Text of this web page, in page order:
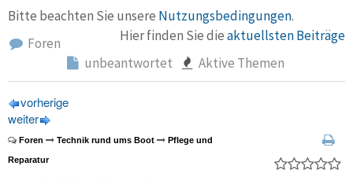
Bitte beachten Sie unsere Nutzungsbedingungen.
Hier finden Sie dieaktuellsten Beiträge
Foren
unbeantwortet
Aktive Themen
vorherige
weiter
Foren Technik rund ums Boot Pflege und
Reparatur